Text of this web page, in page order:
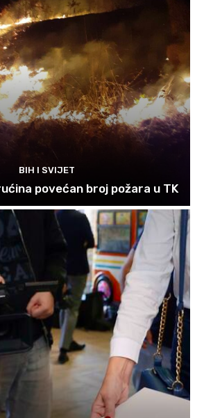
BIH I SVIJET
povećan broj požara u TK